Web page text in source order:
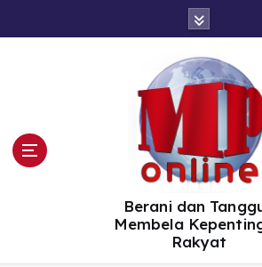
Berani dan
Membela
Rakyat